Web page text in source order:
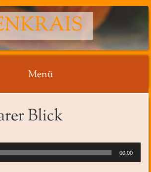
Menü
Blick
00:00